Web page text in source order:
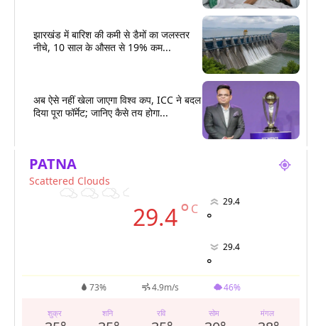
झारखंड में बारिश की कमी से डैमों का जलस्तर
नीचे, 10 साल के औसत से 19% कम...
अब ऐसे नहीं खेला जाएगा विश्व कप, ICC ने बदल
दिया पूरा फॉर्मेट; जानिए कैसे तय होगा...
PATNA
Scattered Clouds
29.4° C 29.4
°
29.4
°
73% 4.9m/s 46%
शुक्र शनि रवि सोम मंगल